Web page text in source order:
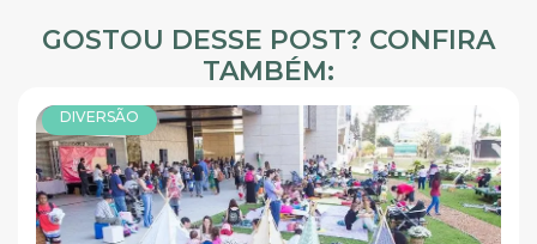
GOSTOU DESSE POST? CONFIRA
TAMBÉM:
DIVERSÃO